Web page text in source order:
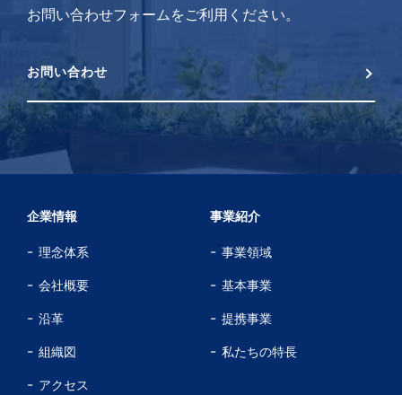
お問い合わせフォームをご利用ください。
お問い合わせ
企業情報
理念体系
会社概要
沿革
組織図
アクセス
事業紹介
事業領域
基本事業
提携事業
私たちの特長